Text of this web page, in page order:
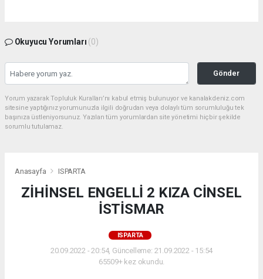
Okuyucu Yorumları (0)
Gönder
Yorum yazarak Topluluk Kuralları’nı kabul etmiş bulunuyor ve kanalakdeniz.com
sitesine yaptığınız yorumunuzla ilgili doğrudan veya dolaylı tüm sorumluluğu tek
başınıza üstleniyorsunuz. Yazılan tüm yorumlardan site yönetimi hiçbir şekilde
sorumlu tutulamaz.
Anasayfa ISPARTA
ZİHİNSEL ENGELLİ 2 KIZA CİNSEL
İSTİSMAR
ISPARTA
20.09.2022 - 20:54, Güncelleme: 21.09.2022 - 15:54
65509+ kez okundu.